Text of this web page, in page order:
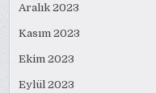
Aralık 2023
Kasım 2023
Ekim 2023
Eylül 2023